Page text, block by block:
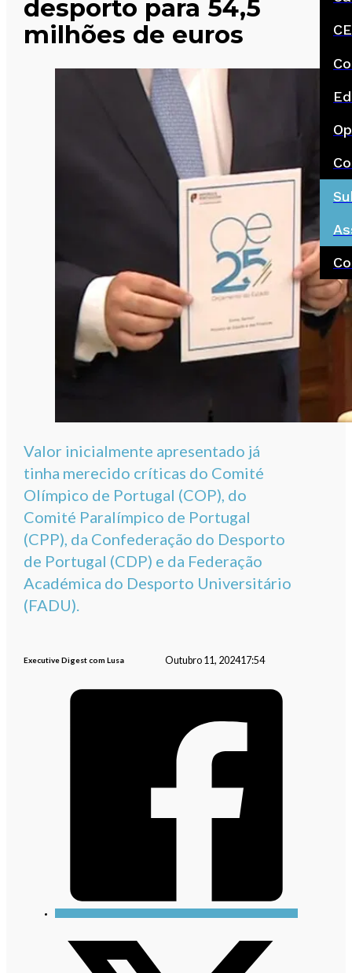
desporto para 54,5
milhões de euros
Valor inicialmente apresentado já
tinha merecido críticas do Comité
Olímpico de Portugal (COP), do
Comité Paralímpico de Portugal
(CPP), da Confederação do Desporto
de Portugal (CDP) e da Federação
Académica do Desporto Universitário
(FADU).
Executive Digest com Lusa Outubro 11, 202417:54